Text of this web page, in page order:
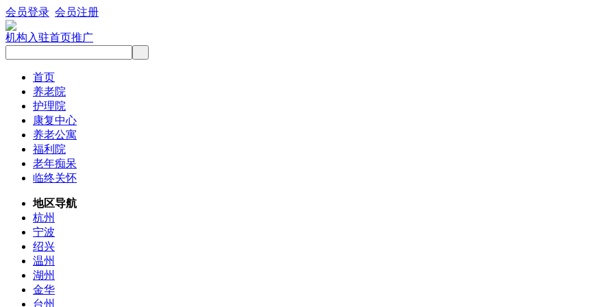
会员登录 会员注册
机构入驻首页推广
首页
养老院
护理院
康复中心
养老公寓
福利院
老年痴呆
临终关怀
地区导航
杭州
宁波
绍兴
温州
湖州
金华
台州